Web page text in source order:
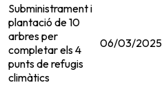
Subministrament i
plantació de 10
arbres per
completar els 4
punts de refugis
climàtics
06/03/2025